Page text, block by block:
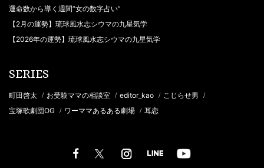
運命数から導く週間“女の数字占い”
【2月の運勢】琉球風水志シウマの九星気学
【2026年の運勢】琉球風水志シウマの九星気学
SERIES
町田啓太 / お受験ママの相談室 / editor_kao / こじらせ男 /
宝塚歌劇団OG / ワーママあるある劇場 / 耳恋